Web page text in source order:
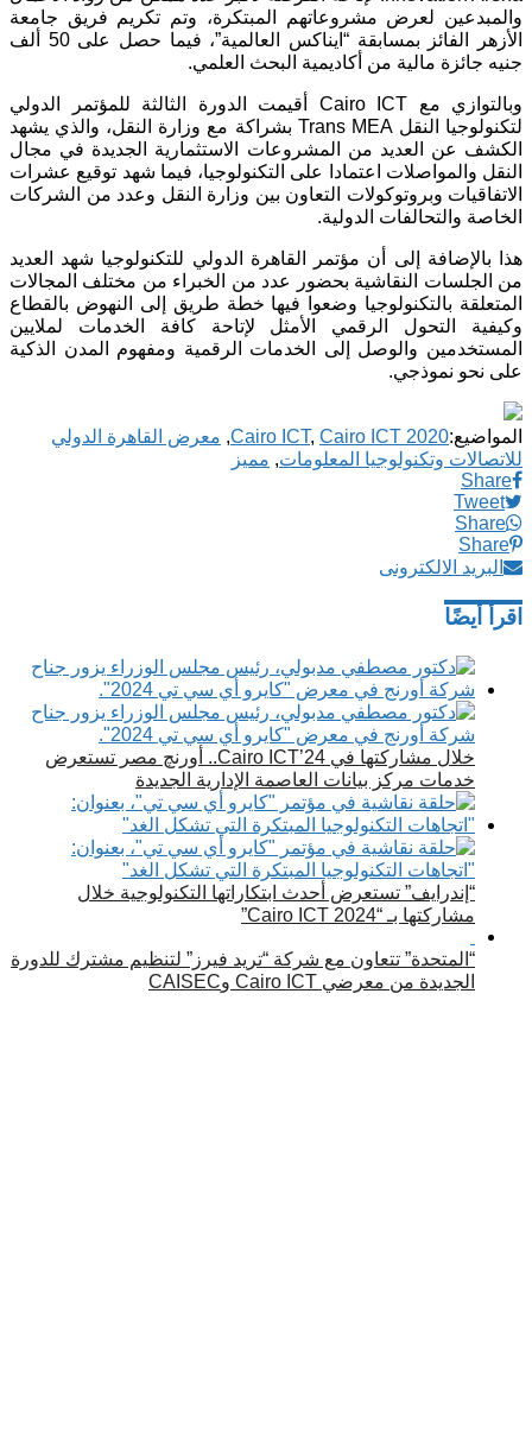
والمبدعين لعرض مشروعاتهم المبتكرة، وتم تكريم فريق جامعة
الأزهر الفائز بمسابقة “ايناكس العالمية”، فيما حصل على 50 ألف
جنيه جائزة مالية من أكاديمية البحث العلمي.
وبالتوازي مع Cairo ICT أقيمت الدورة الثالثة للمؤتمر الدولي
لتكنولوجيا النقل Trans MEA بشراكة مع وزارة النقل، والذي يشهد
الكشف عن العديد من المشروعات الاستثمارية الجديدة في مجال
النقل والمواصلات اعتمادا على التكنولوجيا، فيما شهد توقيع عشرات
الاتفاقيات وبروتوكولات التعاون بين وزارة النقل وعدد من الشركات
الخاصة والتحالفات الدولية.
هذا بالإضافة إلى أن مؤتمر القاهرة الدولي للتكنولوجيا شهد العديد
من الجلسات النقاشية بحضور عدد من الخبراء من مختلف المجالات
المتعلقة بالتكنولوجيا وضعوا فيها خطة طريق إلى النهوض بالقطاع
وكيفية التحول الرقمي الأمثل لإتاحة كافة الخدمات لملايين
المستخدمين والوصل إلى الخدمات الرقمية ومفهوم المدن الذكية
على نحو نموذجي.
المواضيع: Cairo ICT, Cairo ICT 2020
, معرض القاهرة الدولي
للاتصالات وتكنولوجيا المعلومات, مميز
Share
Tweet
Share
Share
البريد الالكترونى
اقرأ أيضًا
خلال مشاركتها في Cairo ICT’24.. أورنچ مصر تستعرض
خدمات مركز بيانات العاصمة الإدارية الجديدة
“إندرايف” تستعرض أحدث ابتكاراتها التكنولوجية خلال
مشاركتها بـ “Cairo ICT 2024”
“المتحدة” تتعاون مع شركة “تريد فيرز” لتنظيم مشترك للدورة
الجديدة من معرضي Cairo ICT وCAISEC